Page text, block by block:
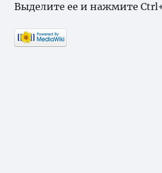
Выделите ее и нажмите